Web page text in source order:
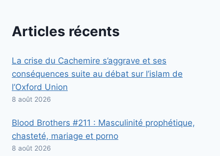
Articles récents
La crise du Cachemire s’aggrave et ses
conséquences suite au débat sur l’islam de
l’Oxford Union
8 août 2026
Blood Brothers #211 : Masculinité prophétique,
chasteté, mariage et porno
8 août 2026